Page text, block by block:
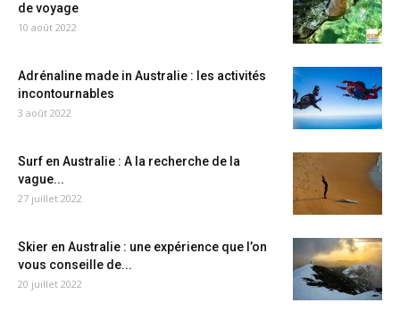
de voyage
10 août 2022
Adrénaline made in Australie : les activités
incontournables
3 août 2022
Surf en Australie : A la recherche de la
vague...
27 juillet 2022
Skier en Australie : une expérience que l’on
vous conseille de...
20 juillet 2022